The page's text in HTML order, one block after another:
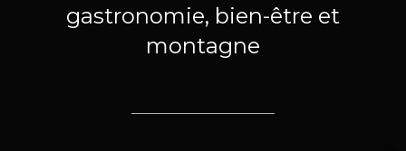
gastronomie, bien-être et
montagne